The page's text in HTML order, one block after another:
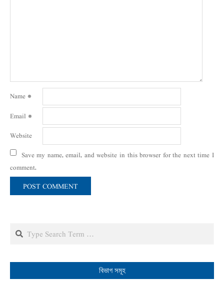
Name *
Email *
Website
Save my name, email, and website in this browser for the next time I
comment.
Search
বিভাগ সমূহ